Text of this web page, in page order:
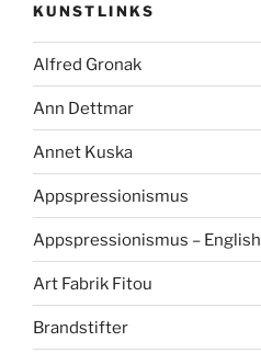
KUNSTLINKS
Alfred Gronak
Ann Dettmar
Annet Kuska
Appspressionismus
Appspressionismus – English
Art Fabrik Fitou
Brandstifter